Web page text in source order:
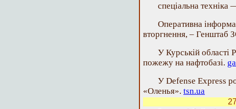
спеціальна
Оперативна
вторгнення, – Генштаб
У Курській області
пожежу на нафтобазі.
У Defense Express
«Оленья». tsn.ua